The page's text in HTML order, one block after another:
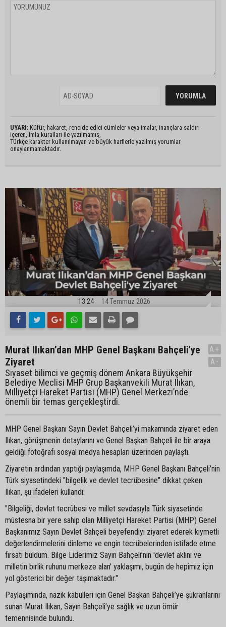
UYARI: Küfür, hakaret, rencide edici cümleler veya imalar, inançlara saldırı
içeren, imla kuralları ile yazılmamış,
Türkçe karakter kullanılmayan ve büyük harflerle yazılmış yorumlar
onaylanmamaktadır.
13:24 14 Temmuz 2026
Murat Ilıkan’dan MHP Genel Başkanı Bahçeli'ye
Ziyaret
Siyaset bilimci ve geçmiş dönem Ankara Büyükşehir
Belediye Meclisi MHP Grup Başkanvekili Murat Ilıkan,
Milliyetçi Hareket Partisi (MHP) Genel Merkezi’nde
önemli bir temas gerçekleştirdi.
A+
A-
MHP Genel Başkanı Sayın Devlet Bahçeli’yi makamında ziyaret eden
Ilıkan, görüşmenin detaylarını ve Genel Başkan Bahçeli ile bir araya
geldiği fotoğrafı sosyal medya hesapları üzerinden paylaştı.
Ziyaretin ardından yaptığı paylaşımda, MHP Genel Başkanı Bahçeli’nin
Türk siyasetindeki "bilgelik ve devlet tecrübesine" dikkat çeken
Ilıkan, şu ifadeleri kullandı:
"Bilgeliği, devlet tecrübesi ve millet sevdasıyla Türk siyasetinde
müstesna bir yere sahip olan Milliyetçi Hareket Partisi (MHP) Genel
Başkanımız Sayın Devlet Bahçeli beyefendiyi ziyaret ederek kıymetli
değerlendirmelerini dinleme ve engin tecrübelerinden istifade etme
fırsatı buldum. Bilge Liderimiz Sayın Bahçeli’nin 'devlet aklını ve
milletin birlik ruhunu merkeze alan' yaklaşımı, bugün de hepimiz için
yol gösterici bir değer taşımaktadır."
Paylaşımında, nazik kabulleri için Genel Başkan Bahçeli’ye şükranlarını
sunan Murat Ilıkan, Sayın Bahçeli’ye sağlık ve uzun ömür
temennisinde bulundu.